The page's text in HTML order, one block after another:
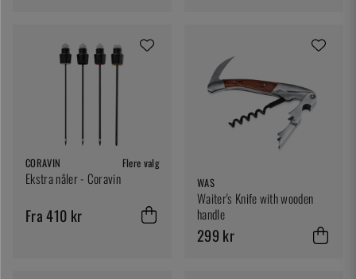
CORAVIN Flere valg
Ekstra nåler - Coravin
Fra 410 kr
WAS
Waiter's Knife with wooden
handle
299 kr